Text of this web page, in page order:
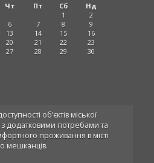
Чт Пт Сб Нд
1
2
6 7 8
9
13 14 15
16
20 21 22
23
27 28 29
30
об’єктів міської
з додатковими потребами та
проживання в місті
мешканців.